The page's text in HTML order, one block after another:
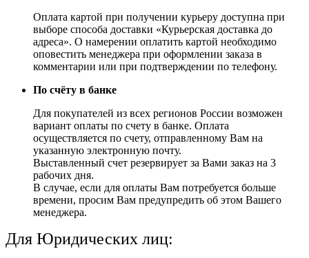
Оплата картой при получении курьеру доступна при
выборе способа доставки «Курьерская доставка до
адреса». О намерении оплатить картой необходимо
оповестить менеджера при оформлении заказа в
комментарии или при подтверждении по телефону.
По счёту в банке
Для покупателей из всех регионов России возможен
вариант оплаты по счету в банке. Оплата
осуществляется по счету, отправленному Вам на
указанную электронную почту.
Выставленный счет резервирует за Вами заказ на 3
рабочих дня.
В случае, если для оплаты Вам потребуется больше
времени, просим Вам предупредить об этом Вашего
менеджера.
Для Юридических лиц: